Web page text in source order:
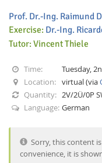
Interactive Media
Prof. Dr.-Ing. Raimund
Exercise: Dr.-Ing.
Tutor: Vincent Thiele
Time:
Tuesday,
Location: virtual (via
Quantity: 2V/2Ü/0P
Language: German
Sorry, this content
convenience, it is